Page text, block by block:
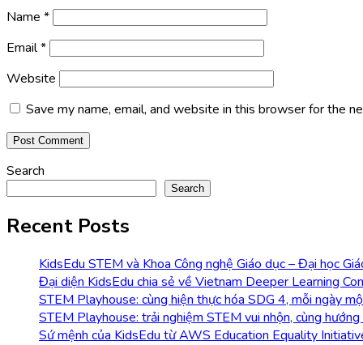
Name *
Email*
Website
Save my name, email, and website in this browser for the
Search
Search
Recent Posts
KidsEdu STEM và Khoa Công nghệ Giáo dục – Đại học
Đại diện KidsEdu chia sẻ về Vietnam Deeper Learning
STEM Playhouse: cùng hiện thực hóa SDG 4, mỗi ngày
STEM Playhouse: trải nghiệm STEM vui nhộn, cùng
Sứ mệnh của KidsEdu từ AWS Education Equality